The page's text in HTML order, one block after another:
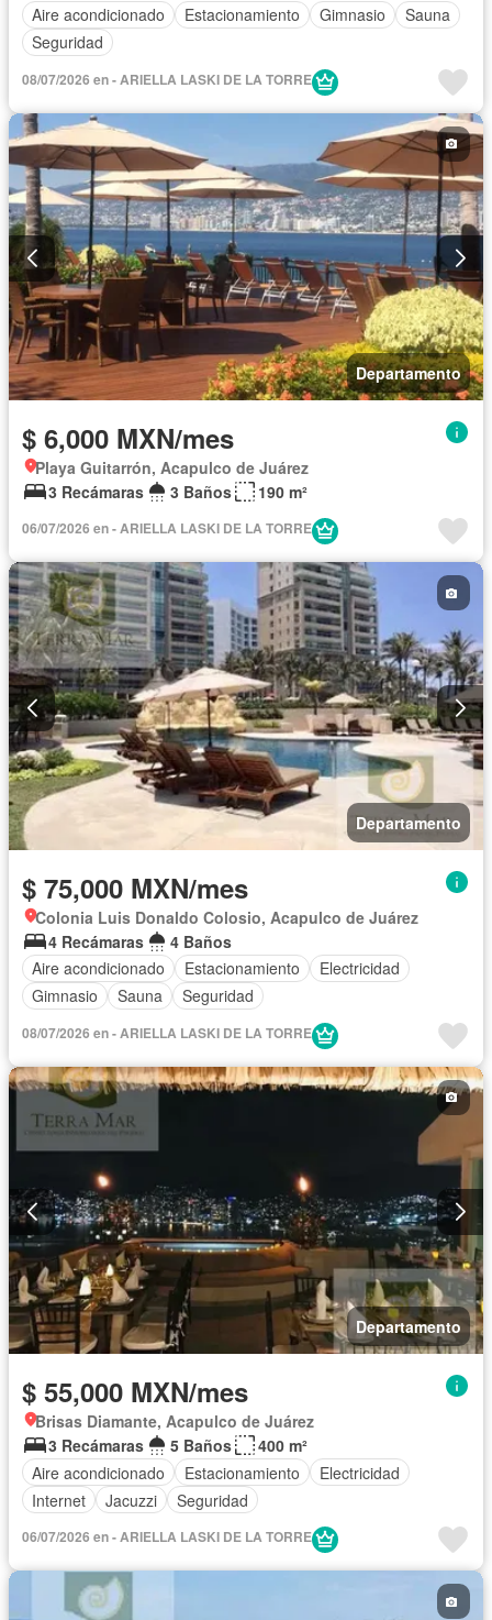
Aire acondicionado
Estacionamiento Gimnasio
Sauna
Seguridad
08/07/2026 en - ARIELLA LASKI DE LA TORRE
Departamento
$ 6,000 MXN/mes
Playa Guitarrón, Acapulco de Juárez
3 Recámaras
3 Baños 190 m²
06/07/2026 en - ARIELLA LASKI DE LA TORRE
Departamento
$ 75,000 MXN/mes
Colonia Luis Donaldo Colosio, Acapulco de Juárez
4 Recámaras
4 Baños
Aire acondicionado
Estacionamiento
Electricidad
Gimnasio
Sauna Seguridad
08/07/2026 en - ARIELLA LASKI DE LA TORRE
Departamento
$ 55,000 MXN/mes
Brisas Diamante, Acapulco de Juárez
3 Recámaras
5 Baños
400 m²
Aire acondicionado
Estacionamiento
Electricidad
Internet
Jacuzzi Seguridad
06/07/2026 en - ARIELLA LASKI DE LA TORRE